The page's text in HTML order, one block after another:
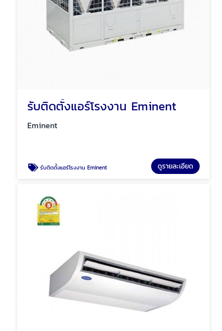
รับติดตั้งแอร์โรงงาน Eminent
Eminent
รับติดตั้งแอร์โรงงาน Eminent ดูรายละเอียด